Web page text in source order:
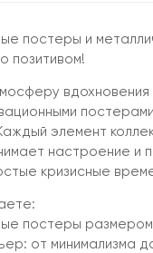
постеры и
позитивом!
вдохновения
элемент
настроение и
кризисные
постеры
от минимализма